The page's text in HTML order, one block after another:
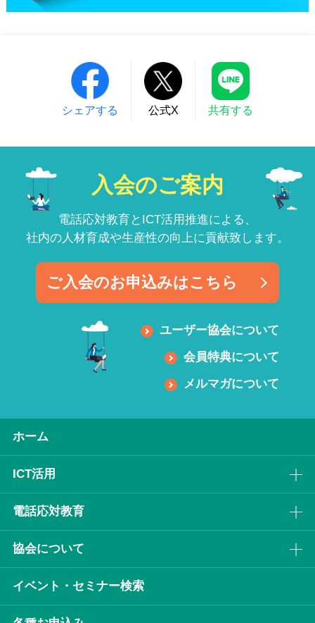
シェアする 公式X 共有する
入会のご案内
電話応対教育とICT活用推進による、
社内の人材育成や生産性の向上に貢献致します。
ご入会のお申込みはこちら
ユーザー協会について
会員特典について
メルマガについて
ホーム
ICT活⽤
電話応対教育
協会について
イベント・セミナー検索